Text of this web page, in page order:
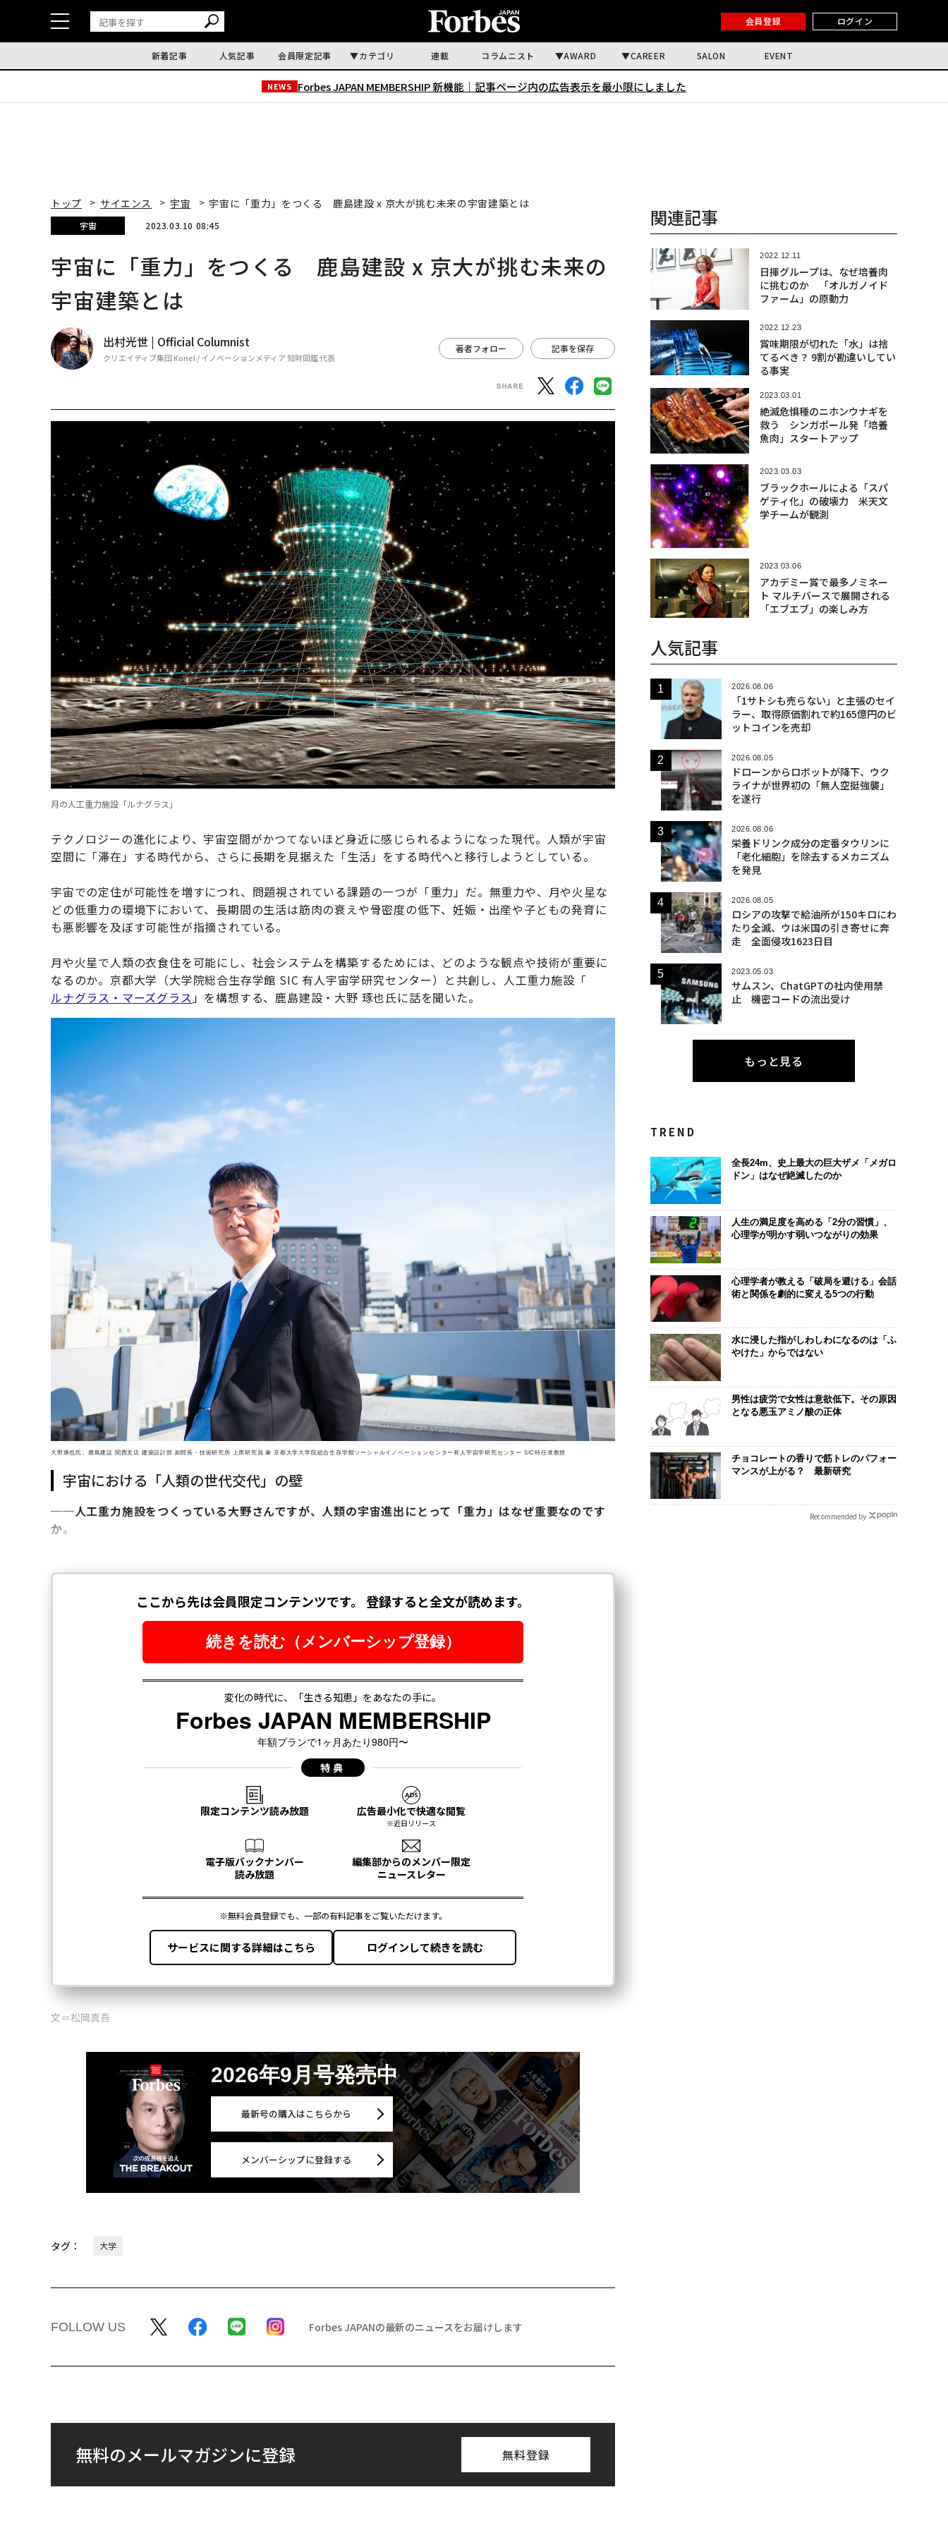
会員登録 ログイン
新着記事 人気記事 会員限定記事 カテゴリ 連載 コラムニスト AWARD CAREER SALON EVENT
NEWS Forbes JAPAN MEMBERSHIP 新機能｜ 記事ページ内の広告表示を最小限にしました
トップ サイエンス 宇宙 宇宙に「重力」をつくる 鹿島建設 x 京大が挑む未来の宇宙建築とは
宇宙 2023.03.10 08:45
宇宙に「重力」をつくる 鹿島建設 x 京大が挑む未来の
宇宙建築とは
出村光世 | Official Columnist
クリエイティブ集団 Konel / イノベーションメディア 知財図鑑 代表
著者フォロー 記事を保存
月の人工重力施設「ルナグラス」
テクノロジーの進化により、宇宙空間がかつてないほど身近に感じられるようになった現代。人類が宇宙
空間に「滞在」する時代から、さらに長期を見据えた「生活」をする時代へと移行しようとしている。
宇宙での定住が可能性を増すにつれ、問題視されている課題の一つが「重力」だ。無重力や、月や火星な
どの低重力の環境下において、長期間の生活は筋肉の衰えや骨密度の低下、妊娠・出産や子どもの発育に
も悪影響を及ぼす可能性が指摘されている。
月や火星で人類の衣食住を可能にし、社会システムを構築するためには、どのような観点や技術が重要に
なるのか。京都大学（大学院総合生存学館 SIC 有人宇宙学研究センター）と共創し、人工重力施設「
ルナグラス・マーズグラス」を構想する、鹿島建設・大野 琢也氏に話を聞いた。
大野琢也氏。鹿島建設 関西支店 建築設計部 副部長・技術研究所 上席研究員 兼 京都大学大学院総合生存学館ソーシャルイノベーションセンター有人宇宙学研究センター SIC特任准教授
宇宙における「人類の世代交代」の壁
──人工重力施設をつくっている大野さんですが、人類の宇宙進出にとって「重力」はなぜ重要なのです
か。
文＝松岡真吾
2026年9月号発売中
最新号の購入はこちらから
メンバーシップに登録する
タグ： 大学
FOLLOW US Forbes JAPANの最新のニュースをお届けします
無料のメールマガジンに登録 無料登録
関連記事
2022.12.11
日揮グループは、なぜ培養肉
に挑むのか 「オルガノイド
ファーム」の原動力
2022.12.23
賞味期限が切れた「水」は捨
てるべき？ 9割が勘違いしてい
る事実
2023.03.01
絶滅危惧種のニホンウナギを
救う シンガポール発「培養
魚肉」スタートアップ
2023.03.03
ブラックホールによる「スパ
ゲティ化」の破壊力 米天文
学チームが観測
2023.03.06
アカデミー賞で最多ノミネー
ト マルチバースで展開される
「エブエブ」の楽しみ方
人気記事
2026.08.06
「1サトシも売らない」と主張のセイ
ラー、取得原価割れで約165億円のビ
ットコインを売却
2026.08.05
ドローンからロボットが降下、ウク
ライナが世界初の「無人空挺強襲」
を遂行
2026.08.06
栄養ドリンク成分の定番タウリンに
「老化細胞」を除去するメカニズム
を発見
2026.08.05
ロシアの攻撃で給油所が150キロにわ
たり全滅、ウは米国の引き寄せに奔
走 全面侵攻1623日目
2023.05.03
サムスン、ChatGPTの社内使用禁
止 機密コードの流出受け
もっと見る
TREND
全長24m、史上最大の巨大ザメ「メガロ
ドン」はなぜ絶滅したのか
人生の満足度を高める「2分の習慣」、
心理学が明かす弱いつながりの効果
心理学者が教える「破局を避ける」会話
術と関係を劇的に変える5つの行動
水に浸した指がしわしわになるのは「ふ
やけた」からではない
男性は疲労で女性は意欲低下。その原因
となる悪玉アミノ酸の正体
チョコレートの香りで筋トレのパフォー
マンスが上がる？ 最新研究
Recommended by